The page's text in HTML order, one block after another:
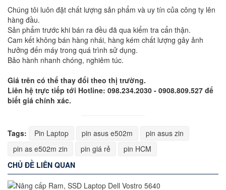
Chúng tôi luôn đặt chất lượng sản phẩm và uy tín của công ty lên
hàng đầu.
Sản phẩm trước khi bán ra đều đã qua kiểm tra cẩn thận.
Cam kết không bán hàng nhái, hàng kém chất lượng gây ảnh
hưởng đến máy trong quá trình sử dụng.
Bảo hành nhanh chóng, nghiêm túc.
Giá trên có thể thay đổi theo thị trường.
Liên hệ trực tiếp tới Hotline: 098.234.2030 - 0908.809.527 để
biết giá chính xác.
Tags: Pin Laptop pin asus e502m
pin asus zin
pin as e502m zin
pin giá rẻ
pin HCM
CHỦ ĐỀ LIÊN QUAN